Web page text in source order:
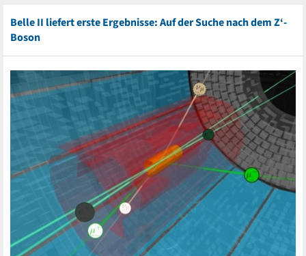
Belle II liefert erste Ergebnisse: Auf der Suche nach dem Z‘-
Boson